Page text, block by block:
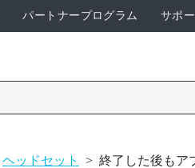
パートナープログラム サポー
ヘッドセット > 終了した後もア